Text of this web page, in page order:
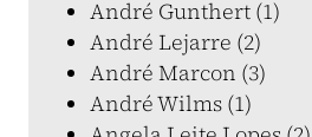
André Gunthert (1)
André Lejarre (2)
André Marcon (3)
André Wilms (1)